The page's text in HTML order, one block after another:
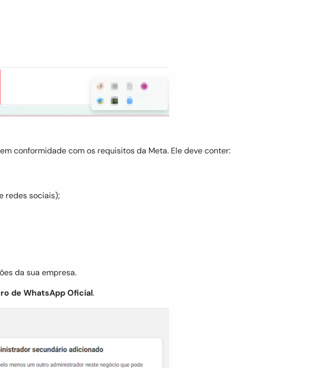
conformidade com os requisitos da Meta. Ele deve conter:
redes sociais);
da sua empresa.
de WhatsApp Oficial.